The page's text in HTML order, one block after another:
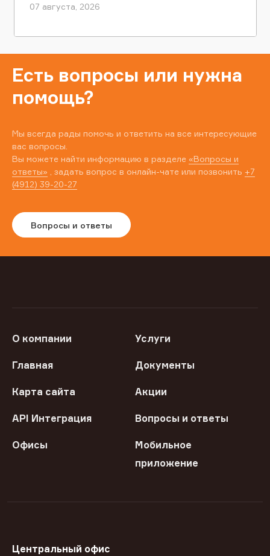
07 августа, 2026
Есть вопросы или нужна
помощь?
Мы всегда рады помочь и ответить на все интересующие
вас вопросы.
Вы можете найти информацию в разделе «Вопросы и
ответы» , задать вопрос в онлайн-чате или позвонить +7
(4912) 39-20-27
Вопросы и ответы
О компании Услуги
Главная Документы
Карта сайта Акции
API Интеграция Вопросы и ответы
Офисы
Мобильное
приложение
Центральный офис